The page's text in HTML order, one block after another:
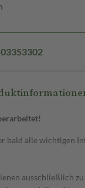
bald alle wichtigen
ausschließlich